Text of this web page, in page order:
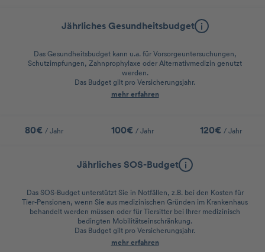
Jährliches Gesundheitsbudget
Das Gesundheitsbudget kann u.a. für Vorsorgeuntersuchungen,
Schutzimpfungen, Zahnprophylaxe oder Alternativmedizin genutzt
werden.
Das Budget gilt pro Versicherungsjahr.
mehr erfahren
80€/ Jahr 100€ / Jahr 120€ / Jahr
Jährliches SOS-Budget
Das SOS-Budget unterstützt Sie in Notfällen, z.B. bei den Kosten für
Tier-Pensionen, wenn Sie aus medizinischen Gründen im Krankenhaus
behandelt werden müssen oder für Tiersitter bei Ihrer medizinisch
bedingten Mobilitätseinschränkung.
Das Budget gilt pro Versicherungsjahr.
mehr erfahren